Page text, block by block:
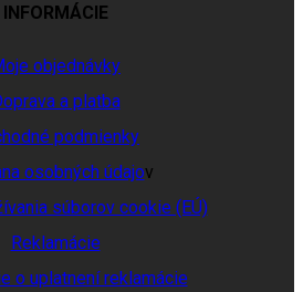
INFORMÁCIE
objednávky
a platba
podmienky
osobných údajov
súborov cookie (EÚ)
Reklamácie
o uplatnení reklamácie